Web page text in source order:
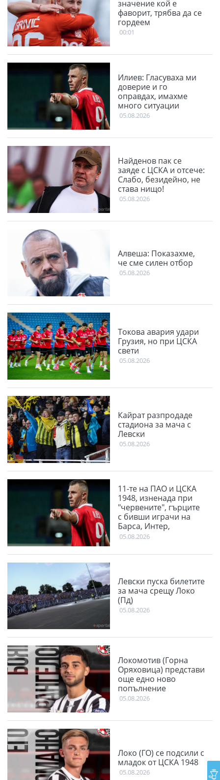
значение кой е
фаворит, трябва да се
гордеем
00:01
Илиев: Гласуваха ми
доверие и го
оправдах, имахме
много ситуации
05.08.2026
Найденов пак се
заяде с ЦСКА и отсече:
Слабо, безидейно, не
става нищо!
05.08.2026
Алвеша: Показахме,
че сме силен отбор
05.08.2026
Токова авария удари
Грузия, но при ЦСКА
свети
05.08.2026
Кайрат разпродаде
стадиона за мача с
Левски
05.08.2026
11-те на ПАО и ЦСКА
1948, изненада при
"червените", гърците
с бивши играчи на
Барса, Интер,
Ливърпул и Ман
05.08.2026
Левски пуска билетите
за мача срещу Локо
(Пд)
05.08.2026
Локомотив (Горна
Оряховица) представи
още едно ново
попълнение
05.08.2026
Локо (ГО) се подсили с
младок от ЦСКА 1948
05.08.2026